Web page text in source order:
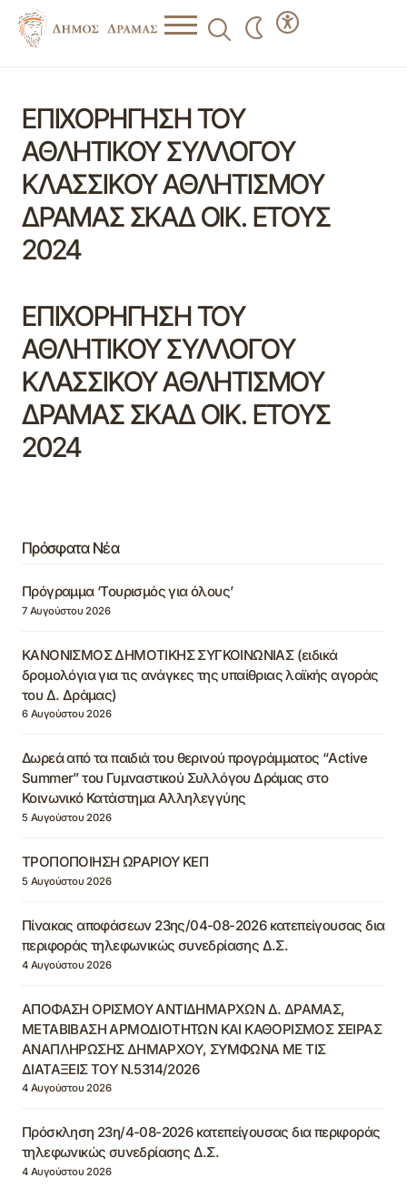
ΕΠΙΧΟΡΗΓΗΣΗ ΤΟΥ
ΑΘΛΗΤΙΚΟΥ ΣΥΛΛΟΓΟΥ
ΚΛΑΣΣΙΚΟΥ ΑΘΛΗΤΙΣΜΟΥ
ΔΡΑΜΑΣ ΣΚΑΔ ΟΙΚ. ΕΤΟΥΣ
2024
ΕΠΙΧΟΡΗΓΗΣΗ ΤΟΥ
ΑΘΛΗΤΙΚΟΥ ΣΥΛΛΟΓΟΥ
ΚΛΑΣΣΙΚΟΥ ΑΘΛΗΤΙΣΜΟΥ
ΔΡΑΜΑΣ ΣΚΑΔ ΟΙΚ. ΕΤΟΥΣ
2024
Πρόσφατα Νέα
Πρόγραμμα ‘Τουρισμός για όλους’
7 Αυγούστου 2026
ΚΑΝΟΝΙΣΜΟΣ ΔΗΜΟΤΙΚΗΣ ΣΥΓΚΟΙΝΩΝΙΑΣ (ειδικά
δρομολόγια για τις ανάγκες της υπαίθριας λαϊκής αγοράς
του Δ. Δράμας)
6 Αυγούστου 2026
Δωρεά από τα παιδιά του θερινού προγράμματος “Active
Summer” του Γυμναστικού Συλλόγου Δράμας στο
Κοινωνικό Κατάστημα Αλληλεγγύης
5 Αυγούστου 2026
ΤΡΟΠΟΠΟΙΗΣΗ ΩΡΑΡΙΟΥ ΚΕΠ
5 Αυγούστου 2026
Πίνακας αποφάσεων 23ης/04-08-2026 κατεπείγουσας δια
περιφοράς τηλεφωνικώς συνεδρίασης Δ.Σ.
4 Αυγούστου 2026
ΑΠΟΦΑΣΗ ΟΡΙΣΜΟΥ ΑΝΤΙΔΗΜΑΡΧΩΝ Δ. ΔΡΑΜΑΣ,
ΜΕΤΑΒΙΒΑΣΗ ΑΡΜΟΔΙΟΤΗΤΩΝ ΚΑΙ ΚΑΘΟΡΙΣΜΟΣ ΣΕΙΡΑΣ
ΑΝΑΠΛΗΡΩΣΗΣ ΔΗΜΑΡΧΟΥ, ΣΥΜΦΩΝΑ ΜΕ ΤΙΣ
ΔΙΑΤΑΞΕΙΣ ΤΟΥ Ν.5314/2026
4 Αυγούστου 2026
Πρόσκληση 23η/4-08-2026 κατεπείγουσας δια περιφοράς
τηλεφωνικώς συνεδρίασης Δ.Σ.
4 Αυγούστου 2026